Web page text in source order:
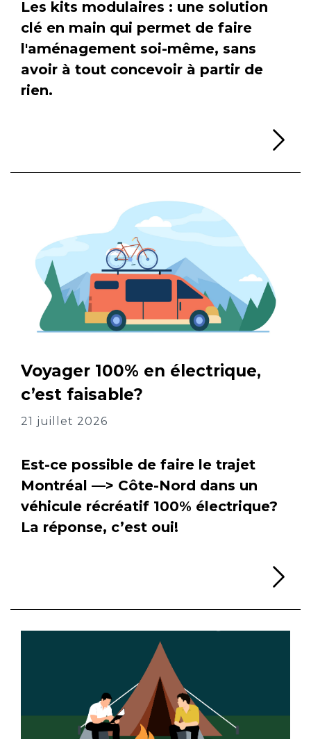
Les kits modulaires : une solution
clé en main qui permet de faire
l'aménagement soi-même, sans
avoir à tout concevoir à partir de
rien.
Voyager 100% en électrique,
c’est faisable?
21 juillet 2026
Est-ce possible de faire le trajet
Montréal —> Côte-Nord dans un
véhicule récréatif 100% électrique?
La réponse, c’est oui!